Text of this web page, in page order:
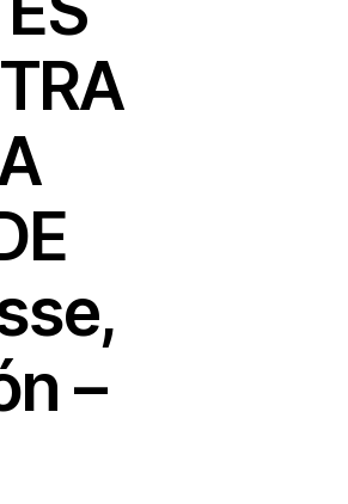
–